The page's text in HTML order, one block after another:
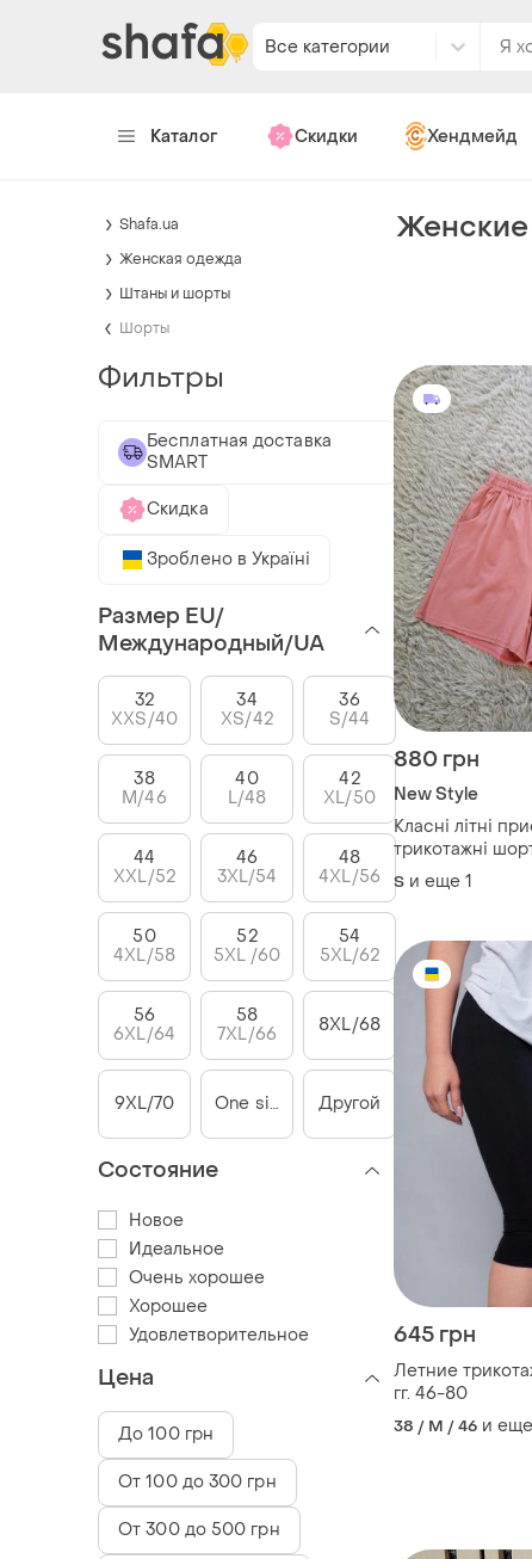
Все категории
Каталог Скидки Хендмейд
Женские
880 грн
New Style
Класні літні
трикотажні шортики
летние
трикотажные
S и еще 1
645 грн
Летние
гг. 46-80
38 / M / 46 и еще
Shafa.ua
Женская одежда
Штаны и шорты
Шорты
Фильтры
Бесплатная доставка
SMART
Скидка
Зроблено в Україні
Размер EU/
Международный/UA
32
XXS/40
34
XS/42
36
S/44
38
M/46
40
L/48
42
XL/50
44
XXL/52
46
3XL/54
48
4XL/56
50
4XL/58
52
5XL /60
54
5XL/62
56
6XL/64
58
7XL/66
8XL/68
9XL/70 One size Другой
Состояние
Новое
Идеальное
Очень хорошее
Хорошее
Удовлетворительное
Цена
До 100 грн
От 100 до 300 грн
От 300 до 500 грн